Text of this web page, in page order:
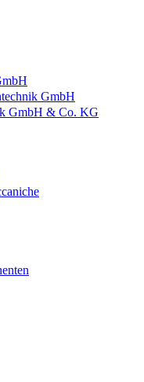
GmbH
GmbH & Co. KG